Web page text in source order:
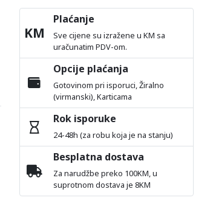
KM
Plaćanje
Sve cijene su izražene u KM sa
uračunatim PDV-om.
Opcije plaćanja
Gotovinom pri isporuci, Žiralno
(virmanski), Karticama
Rok isporuke
24-48h (za robu koja je na stanju)
Besplatna dostava
Za narudžbe preko 100KM, u
suprotnom dostava je 8KM